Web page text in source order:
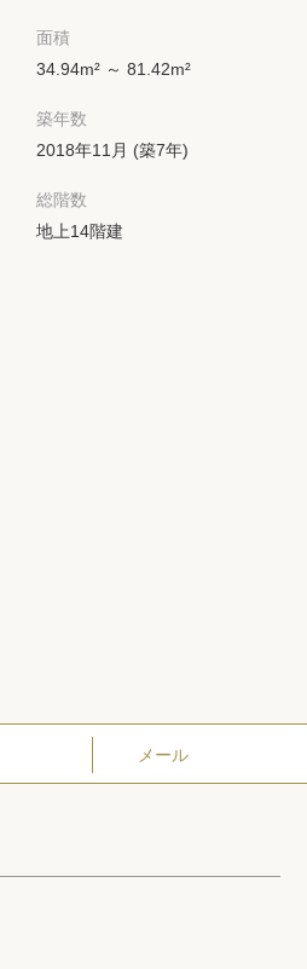
面積
34.94m² ～ 81.42m²
築年数
2018年11月 (築7年)
総階数
地上14階建
メール